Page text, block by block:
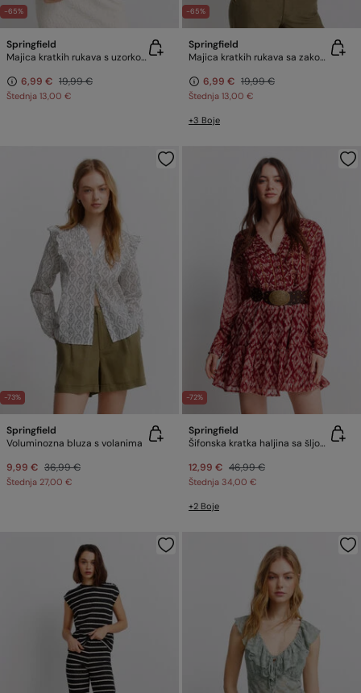
-65%
Springfield
Majica kratkih rukava s uzorkom
6,99 € 19,99 €
Štednja 13,00 €
-65%
Springfield
Majica kratkih rukava sa zakovicama
6,99 € 19,99 €
Štednja 13,00 €
+3 Boje
-73%
Springfield
Voluminozna bluza s volanima
9,99 € 36,99 €
Štednja 27,00 €
-72%
Springfield
Šifonska kratka haljina sa šljokicama
12,99 € 46,99 €
Štednja 34,00 €
+2 Boje